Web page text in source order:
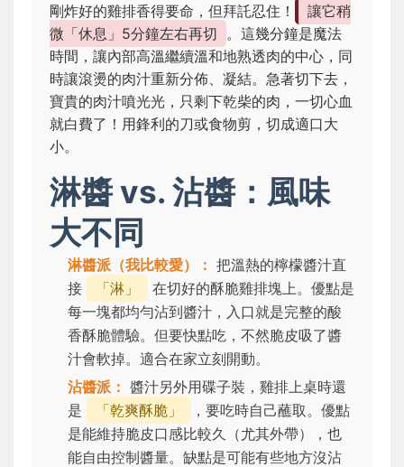
剛炸好的雞排香得要命，但拜託忍住！
讓它稍
微「休息」5分鐘左右再切
。這幾分鐘是魔法
時間，讓內部高溫繼續溫和地熟透肉的中心，同
時讓滾燙的肉汁重新分佈、凝結。急著切下去，
寶貴的肉汁噴光光，只剩下乾柴的肉，一切心血
就白費了！用鋒利的刀或食物剪，切成適口大
小。
淋醬 vs. 沾醬：風味
大不同
淋醬派（我比較愛）： 把溫熱的檸檬醬汁直
接
「淋」
在切好的酥脆雞排塊上。優點是
每一塊都均勻沾到醬汁，入口就是完整的酸
香酥脆體驗。但要快點吃，不然脆皮吸了醬
汁會軟掉。適合在家立刻開動。
沾醬派： 醬汁另外用碟子裝，雞排上桌時還
是
「乾爽酥脆」
，要吃時自己蘸取。優點
是能維持脆皮口感比較久（尤其外帶），也
能自由控制醬量。缺點是可能有些地方沒沾